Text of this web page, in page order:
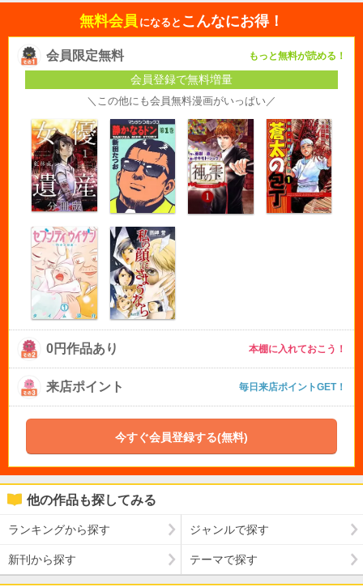
無料会員 になると こんなにお得！
会員限定無料 もっと無料が読める！
会員登録で無料増量
＼この他にも会員無料漫画がいっぱい／
0円作品あり 本棚に入れておこう！
来店ポイント 毎日来店ポイントGET！
今すぐ会員登録する(無料)
他の作品も探してみる
ランキングから探す ジャンルで探す
新刊から探す テーマで探す